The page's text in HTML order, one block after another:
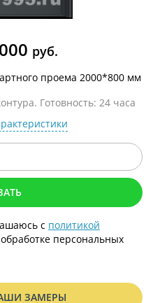
руб.
проема 2000*800 мм
Готовность: 24 часа
с политикой
персональных
ЗАМЕРЫ